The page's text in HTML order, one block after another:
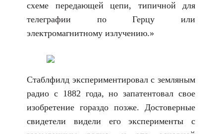
схеме передающей цепи, типичной для
телеграфии по Герцу или
электромагнитному излучению.»
Стаблфилд экспериментировал с земляным
радио с 1882 года, но запатентовал свое
изобретение гораздо позже. Достоверные
свидетели видели его эксперименты с